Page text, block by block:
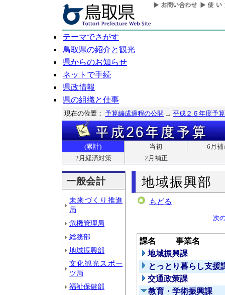
テーマでさがす
鳥取県の紹介と観光
県からのお知らせ
ネットで手続
県政情報
県の組織と仕事
現在の位置： 予算編成過程の公開 平成２６年度予算
(累計) 当初
6月補
2月経済対策
2月補正
一般会計
未来づくり推進
局
危機管理局
総務部
地域振興部
文化観光スポー
ツ局
福祉保健部
地域振興部
もどる
次
課名
事業名
地域振興課
とっとり暮らし支援
交通政策課
教育・学術振興課